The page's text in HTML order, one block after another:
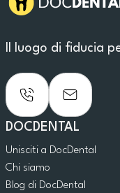
Il luogo di fiducia
DOCDENTAL
Unisciti a DocDental
Chi siamo
Blog di DocDental